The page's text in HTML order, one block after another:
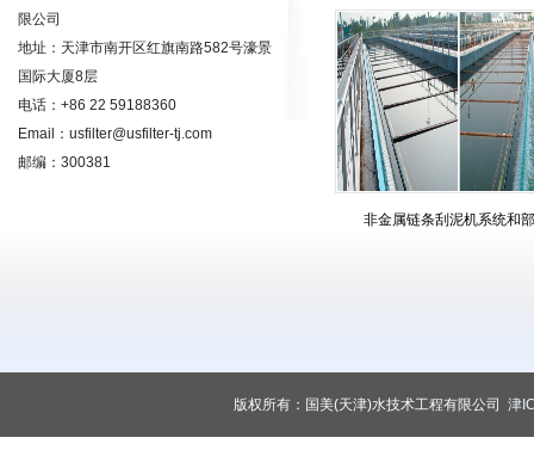
限公司
地址：天津市南开区红旗南路582号濠景
国际大厦8层
电话：+86 22 59188360
Email：usfilter@usfilter-tj.com
邮编：300381
非金属链条刮泥机系统和
版权所有：国美(天津)水技术工程有限公司津